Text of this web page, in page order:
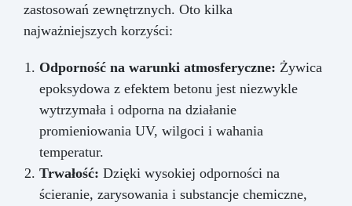
zastosowań zewnętrznych. Oto kilka
najważniejszych korzyści:
Odporność na warunki atmosferyczne: Żywica
epoksydowa z efektem betonu jest niezwykle
wytrzymała i odporna na działanie
promieniowania UV, wilgoci i wahania
temperatur.
Trwałość: Dzięki wysokiej odporności na
ścieranie, zarysowania i substancje chemiczne,